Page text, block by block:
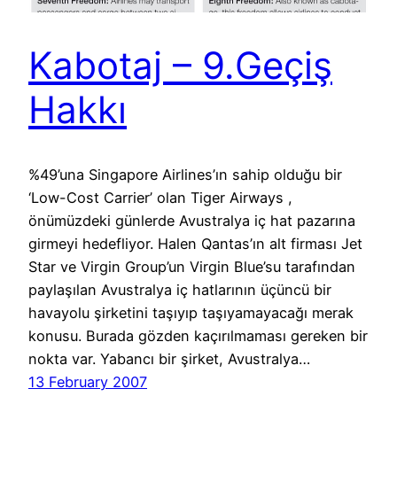
Kabotaj – 9.Geçiş
Hakkı
%49’una Singapore Airlines’ın sahip olduğu bir
‘Low-Cost Carrier’ olan Tiger Airways ,
önümüzdeki günlerde Avustralya iç hat pazarına
girmeyi hedefliyor. Halen Qantas’ın alt firması Jet
Star ve Virgin Group’un Virgin Blue’su tarafından
paylaşılan Avustralya iç hatlarının üçüncü bir
havayolu şirketini taşıyıp taşıyamayacağı merak
konusu. Burada gözden kaçırılmaması gereken bir
nokta var. Yabancı bir şirket, Avustralya…
13 February 2007